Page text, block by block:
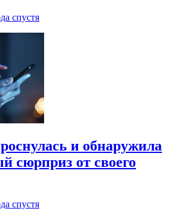
спустя
и обнаружила
сюрприз от своего
спустя